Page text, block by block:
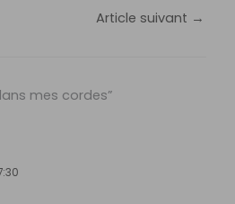
Article suivant →
mes cordes”